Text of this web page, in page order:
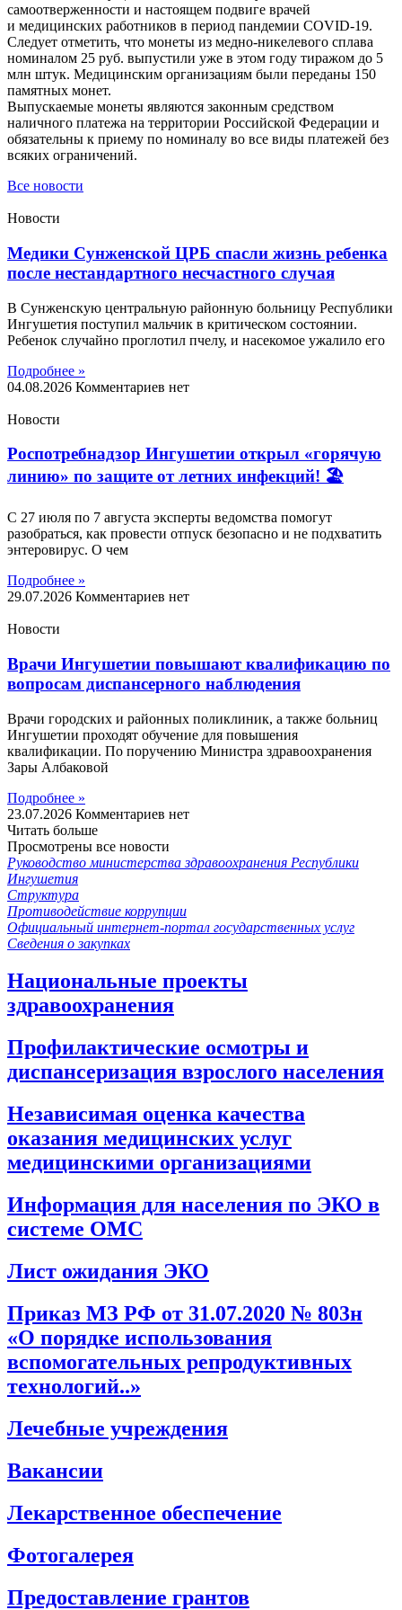
самоотверженности и настоящем подвиге врачей
и медицинских работников в период пандемии COVID-19.
Следует отметить, что монеты из медно-никелевого сплава
номиналом 25 руб. выпустили уже в этом году тиражом до 5
млн штук. Медицинским организациям были переданы 150
памятных монет.
Выпускаемые монеты являются законным средством
наличного платежа на территории Российской Федерации и
обязательны к приему по номиналу во все виды платежей без
всяких ограничений.
Все новости
Новости
Медики Сунженской ЦРБ спасли жизнь ребенка
после нестандартного несчастного случая
В Сунженскую центральную районную больницу Республики
Ингушетия поступил мальчик в критическом состоянии.
Ребенок случайно проглотил пчелу, и насекомое ужалило его
Подробнее »
04.08.2026 Комментариев нет
Новости
Роспотребнадзор Ингушетии открыл «горячую
линию» по защите от летних инфекций! 🏖
С 27 июля по 7 августа эксперты ведомства помогут
разобраться, как провести отпуск безопасно и не подхватить
энтеровирус. О чем
Подробнее »
29.07.2026 Комментариев нет
Новости
Врачи Ингушетии повышают квалификацию по
вопросам диспансерного наблюдения
Врачи городских и районных поликлиник, а также больниц
Ингушетии проходят обучение для повышения
квалификации. По поручению Министра здравоохранения
Зары Албаковой
Подробнее »
23.07.2026 Комментариев нет
Читать больше
Просмотрены все новости
Руководство министерства здравоохранения Республики
Ингушетия
Структура
Противодействие коррупции
Официальный интернет-портал государственных услуг
Сведения о закупках
Национальные проекты
здравоохранения
Профилактические осмотры и
диспансеризация взрослого населения
Независимая оценка качества
оказания медицинских услуг
медицинскими организациями
Информация для населения по ЭКО в
системе ОМС
Лист ожидания ЭКО
Приказ МЗ РФ от 31.07.2020 № 803н
«О порядке использования
вспомогательных репродуктивных
технологий..»
Лечебные учреждения
Вакансии
Лекарственное обеспечение
Фотогалерея
Предоставление грантов